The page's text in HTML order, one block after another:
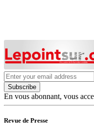
Subscribe
En vous abonnant, vous
Revue de Presse